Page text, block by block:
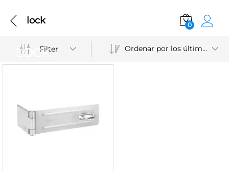
lock 0
LOCK
Filter Ordenar por los últimos